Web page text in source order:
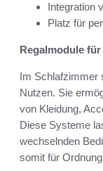
Integration
Platz für
Regalmodule
Im Schlafzimmer
Nutzen. Sie
von Kleidung,
Diese Systeme
wechselnden
somit für